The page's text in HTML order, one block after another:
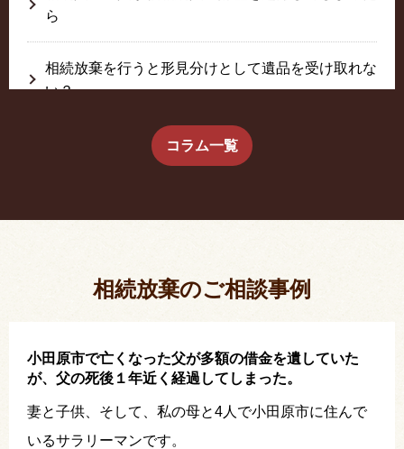
ら
相続放棄を行うと形見分けとして遺品を受け取れな
い？
生前に相続放棄すると約束した念書は有効か？
コラム一覧
相続放棄のご相談事例
小田原市で亡くなった父が多額の借金を遺していた
が、父の死後１年近く経過してしまった。
妻と子供、そして、私の母と4人で小田原市に住んで
いるサラリーマンです。